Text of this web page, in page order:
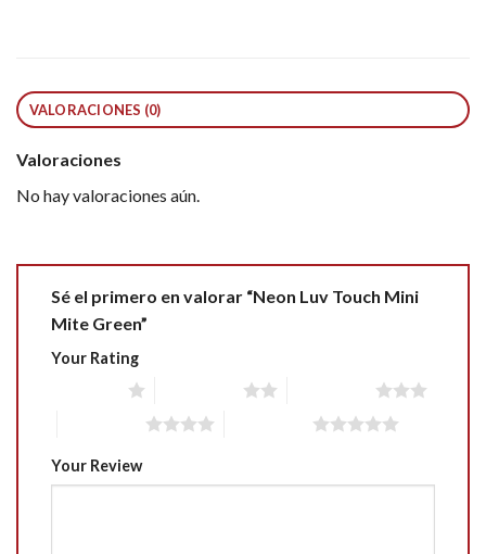
VALORACIONES (0)
Valoraciones
No hay valoraciones aún.
Sé el primero en valorar “Neon Luv Touch Mini
Mite Green”
Your Rating
Your Review